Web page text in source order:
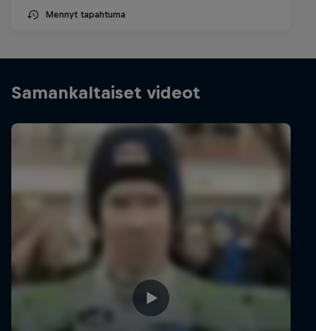
Mennyt tapahtuma
Samankaltaiset videot